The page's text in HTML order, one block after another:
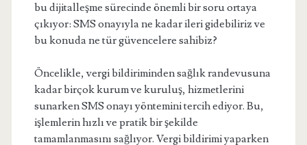
bu dijitalleşme sürecinde önemli bir soru ortaya
çıkıyor: SMS onayıyla ne kadar ileri gidebiliriz ve
bu konuda ne tür güvencelere sahibiz?
Öncelikle, vergi bildiriminden sağlık randevusuna
kadar birçok kurum ve kuruluş, hizmetlerini
sunarken SMS onayı yöntemini tercih ediyor. Bu,
işlemlerin hızlı ve pratik bir şekilde
tamamlanmasını sağlıyor. Vergi bildirimi yaparken